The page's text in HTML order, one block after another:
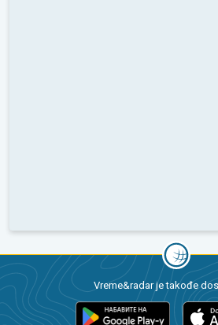
Vreme&radar je takođe